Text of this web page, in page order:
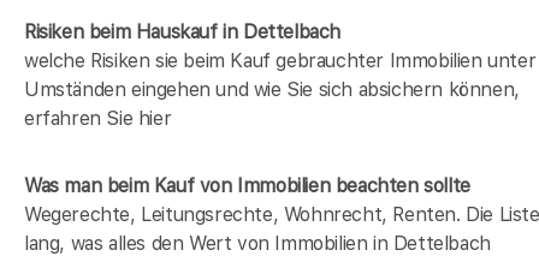
Risiken beim Hauskaufin Dettelbach
welche Risiken sie beim Kauf gebrauchter Immobilien unter
Umständen eingehen und wie Sie sich absichern können,
erfahren Sie hier
Was man beim Kauf von Immobilien beachten sollte
Wegerechte, Leitungsrechte, Wohnrecht, Renten. Die
lang, was alles den Wert von Immobilien in Dettelbach